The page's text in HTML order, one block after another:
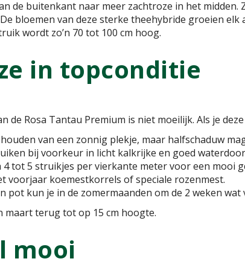
de buitenkant naar meer zachtroze in het
bloemen van deze sterke theehybride groeien
wordt zo’n 70 tot 100 cm hoog.
in topconditie
de Rosa Tantau Premium is niet moeilijk. Als je
van een zonnig plekje, maar halfschaduw
bij voorkeur in licht kalkrijke en goed
4 tot 5 struikjes per vierkante meter voor een mooi
voorjaar koemestkorrels of speciale rozenmest.
pot kun je in de zomermaanden om de 2 weken
maart terug tot op 15 cm hoogte.
mooi